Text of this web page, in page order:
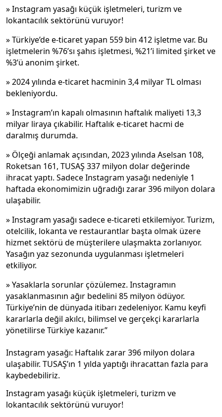
» Instagram yasağı küçük işletmeleri, turizm ve
lokantacılık sektörünü vuruyor!
» Türkiye’de e-ticaret yapan 559 bin 412 işletme var. Bu
işletmelerin %76’sı şahıs işletmesi, %21’i limited şirket ve
%3’ü anonim şirket.
» 2024 yılında e-ticaret hacminin 3,4 milyar TL olması
bekleniyordu.
» Instagram’ın kapalı olmasının haftalık maliyeti 13,3
milyar liraya çıkabilir. Haftalık e-ticaret hacmi de
daralmış durumda.
» Ölçeği anlamak açısından, 2023 yılında Aselsan 108,
Roketsan 161, TUSAŞ 337 milyon dolar değerinde
ihracat yaptı. Sadece Instagram yasağı nedeniyle 1
haftada ekonomimizin uğradığı zarar 396 milyon dolara
ulaşabilir.
» Instagram yasağı sadece e-ticareti etkilemiyor. Turizm,
otelcilik, lokanta ve restaurantlar başta olmak üzere
hizmet sektörü de müşterilere ulaşmakta zorlanıyor.
Yasağın yaz sezonunda uygulanması işletmeleri
etkiliyor.
» Yasaklarla sorunlar çözülemez. Instagramın
yasaklanmasının ağır bedelini 85 milyon ödüyor.
Türkiye’nin de dünyada itibarı zedeleniyor. Kamu keyfi
kararlarla değil akılcı, bilimsel ve gerçekçi kararlarla
yönetilirse Türkiye kazanır.”
Instagram yasağı: Haftalık zarar 396 milyon dolara
ulaşabilir. TUSAŞ’ın 1 yılda yaptığı ihracattan fazla para
kaybedebiliriz.
Instagram yasağı küçük işletmeleri, turizm ve
lokantacılık sektörünü vuruyor!